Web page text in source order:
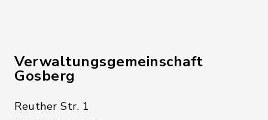
Verwaltungsgemeinschaft
Gosberg
Reuther Str. 1